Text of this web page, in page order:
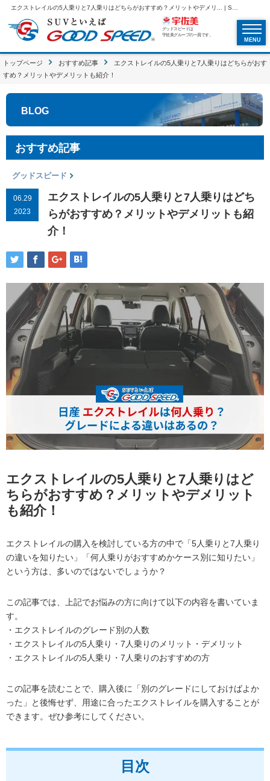
グッドスピードは
宇佐美グループの一員です。
MENU
トップページ おすすめ記事
エクストレイルの5人乗りと7人乗りはどちらがおす
すめ？メリットやデメリットも紹介！
BLOG
おすすめ記事
グッドスピード
06.29
2023
エクストレイルの5人乗りと7人乗りはどち
らがおすすめ？メリットやデメリットも紹
介！
エクストレイルの5人乗りと7人乗りはど
ちらがおすすめ？メリットやデメリット
も紹介！
エクストレイルの購入を検討している方の中で「5人乗りと7人乗り
の違いを知りたい」「何人乗りがおすすめかケース別に知りたい」
という方は、多いのではないでしょうか？
この記事では、上記でお悩みの方に向けて以下の内容を書いていま
す。
・エクストレイルのグレード別の人数
・エクストレイルの5人乗り・7人乗りのメリット・デメリット
・エクストレイルの5人乗り・7人乗りのおすすめの方
この記事を読むことで、購入後に「別のグレードにしておけばよか
った」と後悔せず、用途に合ったエクストレイルを購入することが
できます。ぜひ参考にしてください。
目次